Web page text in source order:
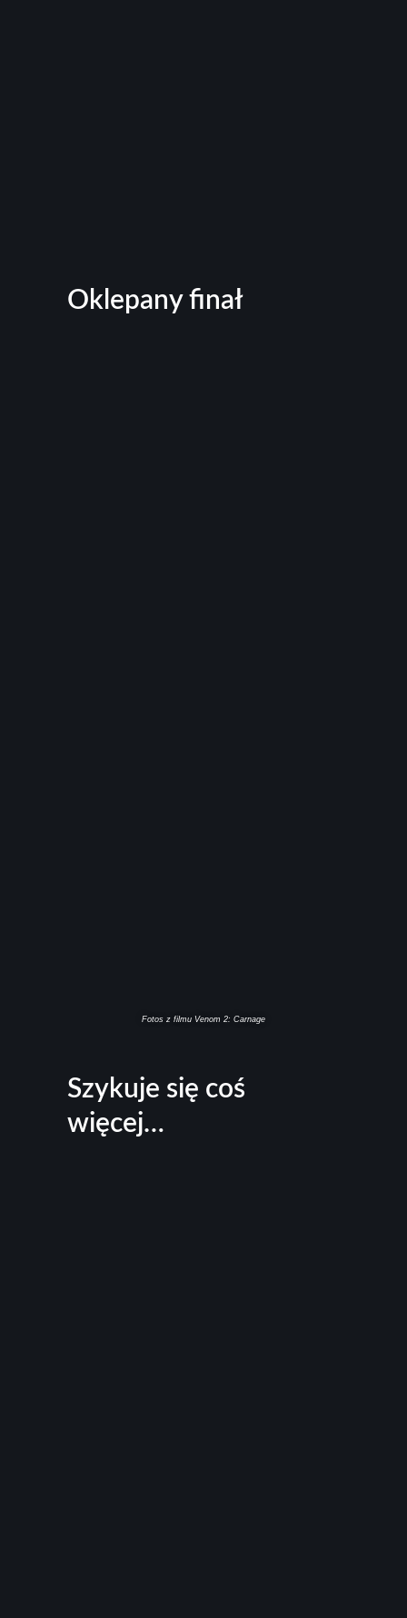
Oklepany finał
Fotos z filmu Venom 2: Carnage
Szykuje się coś
więcej…